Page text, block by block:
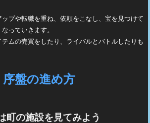
プや転職を重ね、依頼をこなし、宝を見つけて
っていきます。
ムの売買をしたり、ライバルとバトルしたりも
序盤の進め方
町の施設を見てみよう